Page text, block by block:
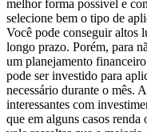
melhor forma possível e
selecione bem o tipo de
Você pode conseguir altos
longo prazo. Porém, para
um planejamento
pode ser investido para
necessário durante o mês.
interessantes com
que em alguns casos renda